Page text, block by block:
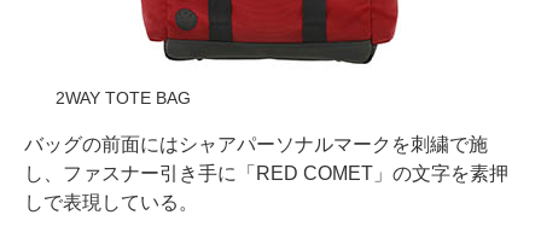
2WAY TOTE BAG
バッグの前面にはシャアパーソナルマークを刺繍で施
し、ファスナー引き手に「RED COMET」の文字を素押
しで表現している。